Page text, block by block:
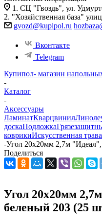
1. СЦ "Гвоздь", ул.
2. "Хозяйственная база"
gvozd@kupipol.ru
Вконтакте
Telegram
Купипол- магазин
-
Каталог
-
Аксессуары
ЛаминатКварцвинил
доскаПодложка
коврикиИскусственная трава
-Угол 20х20мм 2,7м
Поделиться
Угол 20х20мм
беленый 203 (25